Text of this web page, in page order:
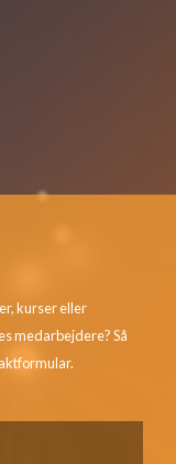
kurser eller
medarbejdere? Så